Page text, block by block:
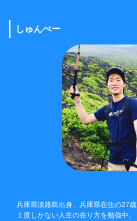
しゅんぺー
兵庫県淡路島出身、兵庫県在住の27歳
１度しかない人生の在り方を勉強中。